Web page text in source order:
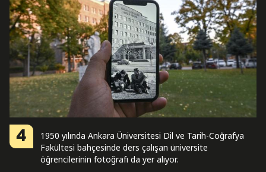
4
1950 yılında Ankara Üniversitesi Dil ve Tarih-Coğrafya
Fakültesi bahçesinde ders çalışan üniversite
öğrencilerinin fotoğrafı da yer alıyor.